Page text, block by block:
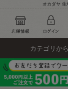
オカダヤ 生
カテゴリか